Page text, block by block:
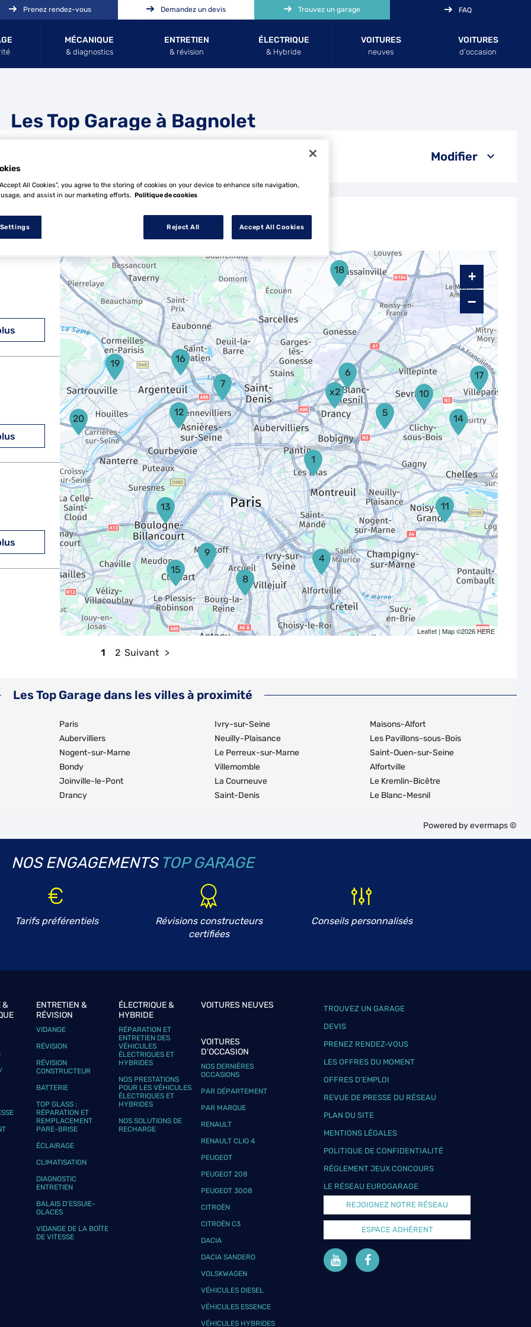
MÉCANIQUE
& diagnostics
ENTRETIEN
& révision
ÉLECTRIQUE
& Hybride
VOITURES
neuves
VOITURES
d’occasion
Prenez rendez-vous Demandez un devis Trouvez un garage FAQ
Les Top Garage à Bagnolet
Modifier
28 Top Garage à Bagnolet
18
20
19
17
15
13
14
11
16
12
7
4
9
8
1
10
5
6
x2
+
−
Leaflet| Map ©2026HERE
1 2 Suivant
Les Top Garage dans les villes à proximité
Paris
Aubervilliers
Nogent-sur-Marne
Bondy
Joinville-le-Pont
Drancy
Ivry-sur-Seine
Neuilly-Plaisance
Le Perreux-sur-Marne
Villemomble
La Courneuve
Saint-Denis
Maisons-Alfort
Les Pavillons-sous-Bois
Saint-Ouen-sur-Seine
Alfortville
Le Kremlin-Bicêtre
Le Blanc-Mesnil
Powered byevermaps ©
NOS ENGAGEMENTS TOP GARAGE
Tarifs préférentiels
Révisions constructeurs
certifiées
Conseils personnalisés
&
ENTRETIEN &
RÉVISION
VIDANGE
RÉVISION
RÉVISION
CONSTRUCTEUR
BATTERIE
TOP GLASS :
RÉPARATION ET
REMPLACEMENT
PARE-BRISE
ÉCLAIRAGE
CLIMATISATION
DIAGNOSTIC
ENTRETIEN
BALAIS D’ESSUIE-
GLACES
VIDANGE DE LA BOÎTE
DE VITESSE
ÉLECTRIQUE &
HYBRIDE
RÉPARATION ET
ENTRETIEN DES
VÉHICULES
ÉLECTRIQUES ET
HYBRIDES
NOS PRESTATIONS
POUR LES VÉHICULES
ÉLECTRIQUES ET
HYBRIDES
NOS SOLUTIONS DE
RECHARGE
VOITURES NEUVES
VOITURES
D'OCCASION
NOS DERNIÈRES
OCCASIONS
PAR DÉPARTEMENT
PAR MARQUE
RENAULT
RENAULT CLIO 4
PEUGEOT
PEUGEOT 208
PEUGEOT 3008
CITROËN
CITROËN C3
DACIA
DACIA SANDERO
VOLSKWAGEN
VÉHICULES DIESEL
VÉHICULES ESSENCE
VÉHICULES HYBRIDES
TROUVEZ UN GARAGE
DEVIS
PRENEZ RENDEZ-VOUS
LES OFFRES DU MOMENT
OFFRES D’EMPLOI
REVUE DE PRESSE DU RÉSEAU
PLAN DU SITE
MENTIONS LÉGALES
POLITIQUE DE CONFIDENTIALITÉ
RÉGLEMENT JEUX CONCOURS
LE RÉSEAU EUROGARAGE
REJOIGNEZ NOTRE RÉSEAU
ESPACE ADHÉRENT
All Cookies”, you agree to the storing of cookies on your device to enhance site navigation,
and assist in our marketing efforts. Politique de cookies
Reject All Accept All Cookies